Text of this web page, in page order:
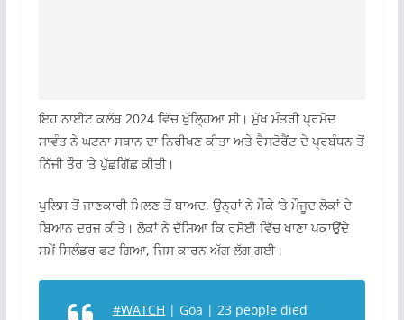
ਇਹ ਨਾਈਟ ਕਲੱਬ 2024 ਵਿੱਚ ਖੁੱਲ੍ਹਿਆ ਸੀ। ਮੁੱਖ ਮੰਤਰੀ ਪ੍ਰਮੋਦ
ਸਾਵੰਤ ਨੇ ਘਟਨਾ ਸਥਾਨ ਦਾ ਨਿਰੀਖਣ ਕੀਤਾ ਅਤੇ ਰੈਸਟੋਰੈਂਟ ਦੇ ਪ੍ਰਬੰਧਨ ਤੋਂ
ਨਿੱਜੀ ਤੌਰ ‘ਤੇ ਪੁੱਛਗਿੱਛ ਕੀਤੀ।
ਪੁਲਿਸ ਤੋਂ ਜਾਣਕਾਰੀ ਮਿਲਣ ਤੋਂ ਬਾਅਦ, ਉਨ੍ਹਾਂ ਨੇ ਮੌਕੇ ‘ਤੇ ਮੌਜੂਦ ਲੋਕਾਂ ਦੇ
ਬਿਆਨ ਦਰਜ ਕੀਤੇ। ਲੋਕਾਂ ਨੇ ਦੱਸਿਆ ਕਿ ਰਸੋਈ ਵਿੱਚ ਖਾਣਾ ਪਕਾਉਂਦੇ
ਸਮੇਂ ਸਿਲੰਡਰ ਫਟ ਗਿਆ, ਜਿਸ ਕਾਰਨ ਅੱਗ ਲੱਗ ਗਈ।
#WATCH | Goa | 23 people died